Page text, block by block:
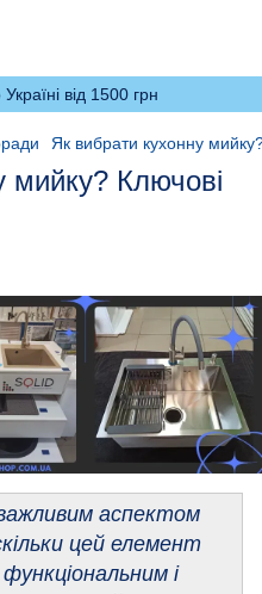
від 1500 грн
Як вибрати кухонну
мийку? Ключові
аспектом
цей елемент
і